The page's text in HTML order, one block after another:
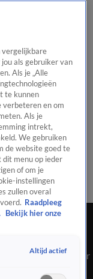
categorieën Laatste
zelfs op termijn naar
vergelijkbare
als gebruiker van
Als je „Alle
te kunnen
verbeteren en om
Als je
intrekt,
We gebruiken
de website goed te
dit menu op ieder
of om je
instellingen
zullen overal
Raadpleeg
Bekijk hier onze
Altijd actief